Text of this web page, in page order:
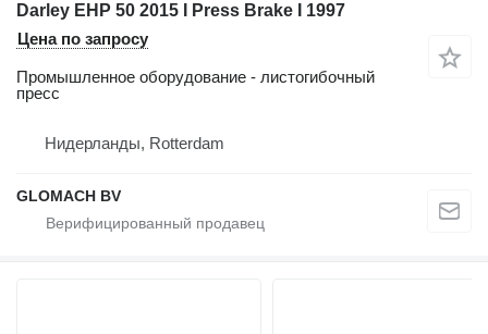
Darley EHP 50 2015 I Press Brake I 1997
Цена по запросу
Промышленное оборудование - листогибочный
пресс
Нидерланды, Rotterdam
GLOMACH BV